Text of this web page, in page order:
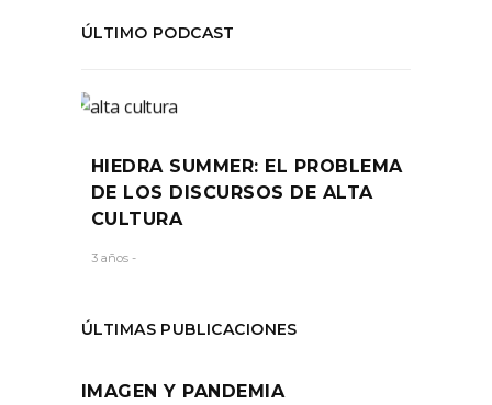
ÚLTIMO PODCAST
HIEDRA SUMMER: EL PROBLEMA
DE LOS DISCURSOS DE ALTA
CULTURA
3 años -
ÚLTIMAS PUBLICACIONES
IMAGEN Y PANDEMIA